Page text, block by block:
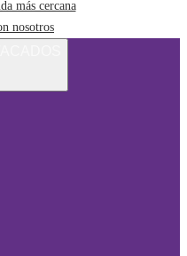
más cercana
nosotros